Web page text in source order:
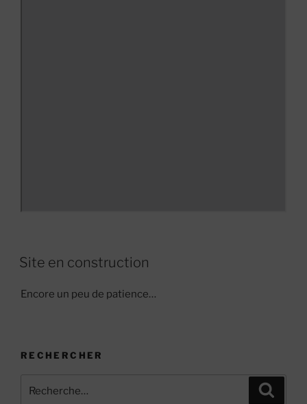
Site en construction
Encore un peu de patience…
RECHERCHER